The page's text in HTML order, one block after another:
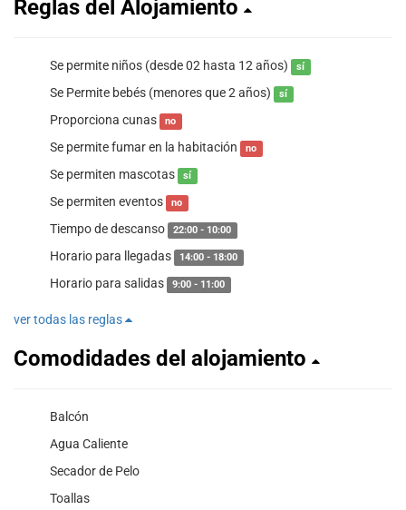
Reglas del Alojamiento
Se permite niños (desde 02 hasta 12 años) sí
Se Permite bebés (menores que 2 años) sí
Proporciona cunas no
Se permite fumar en la habitación no
Se permiten mascotas sí
Se permiten eventos no
Tiempo de descanso 22:00 - 10:00
Horario para llegadas 14:00 - 18:00
Horario para salidas 9:00 - 11:00
ver todas las reglas
Comodidades del alojamiento
Balcón
Agua Caliente
Secador de Pelo
Toallas